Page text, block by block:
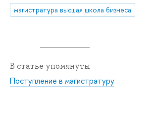
магистратура высшая школа бизнеса
В статье упомянуты
Поступление в магистратуру